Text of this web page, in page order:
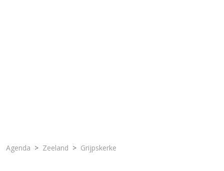
Agenda Zeeland Grijpskerke